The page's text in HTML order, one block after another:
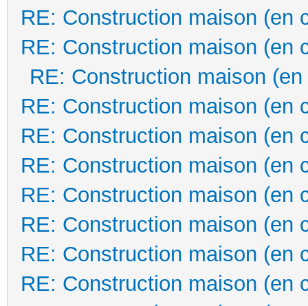
RE: Construction maison (en
RE: Construction maison (en
RE: Construction maison
RE: Construction maison (en
RE: Construction maison (en
RE: Construction maison (en
RE: Construction maison (en
RE: Construction maison (en
RE: Construction maison (en
RE: Construction maison (en